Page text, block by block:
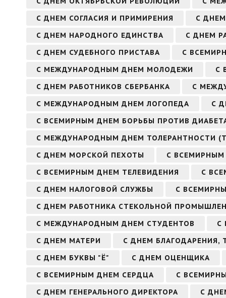
С ДНЕМ СОГЛАСИЯ И ПРИМИРЕНИЯ
С
С ДНЕМ НАРОДНОГО ЕДИНСТВА
С ДНЕМ
С ДНЕМ СУДЕБНОГО ПРИСТАВА
С
С МЕЖДУНАРОДНЫМ ДНЕМ МОЛОДЕЖИ
С
С ДНЕМ РАБОТНИКОВ СБЕРБАНКА
С
С МЕЖДУНАРОДНЫМ ДНЕМ ЛОГОПЕДА
С
С ВСЕМИРНЫМ ДНЕМ БОРЬБЫ ПРОТИВ
С МЕЖДУНАРОДНЫМ ДНЕМ ТОЛЕРАНТНОСТИ
С ДНЕМ МОРСКОЙ ПЕХОТЫ
С
С ВСЕМИРНЫМ ДНЕМ ТЕЛЕВИДЕНИЯ
С
С ДНЕМ НАЛОГОВОЙ СЛУЖБЫ
С
С ДНЕМ РАБОТНИКА СТЕКОЛЬНОЙ
С МЕЖДУНАРОДНЫМ ДНЕМ СТУДЕНТОВ
С
С ДНЕМ МАТЕРИ
С ДНЕМ БЛАГОДАРЕНИЯ,
С ДНЕМ БУКВЫ "Ё"
С ДНЕМ ОЦЕНЩИКА
С ВСЕМИРНЫМ ДНЕМ СЕРДЦА
С
С ДНЕМ ГЕНЕРАЛЬНОГО ДИРЕКТОРА
С